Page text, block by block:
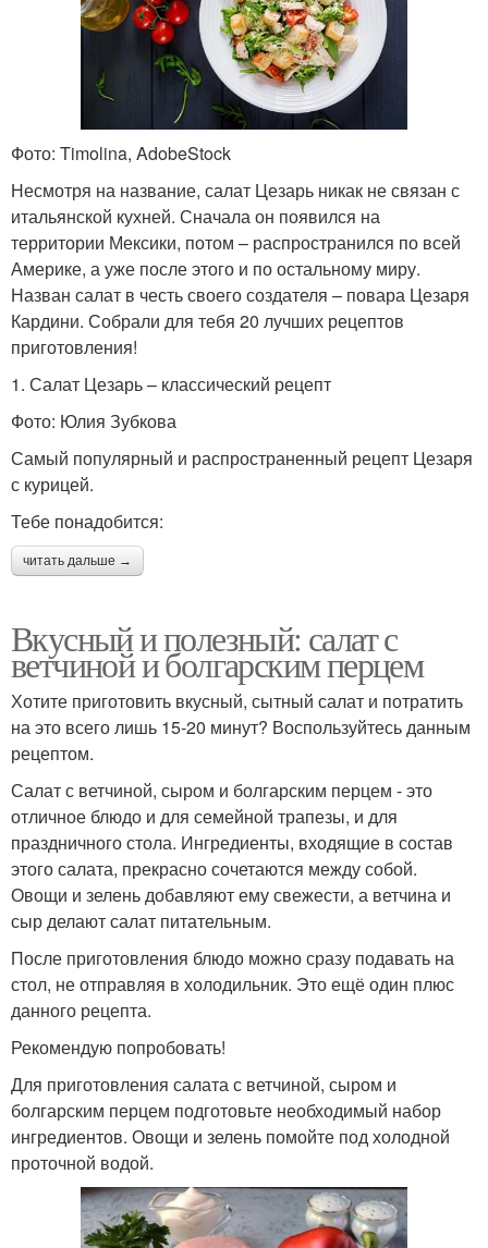
Фото: Timolina, AdobeStock
Несмотря на название, салат Цезарь никак не связан с
итальянской кухней. Сначала он появился на
территории Мексики, потом – распространился по всей
Америке, а уже после этого и по остальному миру.
Назван салат в честь своего создателя – повара Цезаря
Кардини. Собрали для тебя 20 лучших рецептов
приготовления!
1. Салат Цезарь – классический рецепт
Фото: Юлия Зубкова
Самый популярный и распространенный рецепт Цезаря
с курицей.
Тебе понадобится:
читать дальше →
Вкусный и полезный: салат с
ветчиной и болгарским перцем
Хотите приготовить вкусный, сытный салат и потратить
на это всего лишь 15-20 минут? Воспользуйтесь данным
рецептом.
Салат с ветчиной, сыром и болгарским перцем - это
отличное блюдо и для семейной трапезы, и для
праздничного стола. Ингредиенты, входящие в состав
этого салата, прекрасно сочетаются между собой.
Овощи и зелень добавляют ему свежести, а ветчина и
сыр делают салат питательным.
После приготовления блюдо можно сразу подавать на
стол, не отправляя в холодильник. Это ещё один плюс
данного рецепта.
Рекомендую попробовать!
Для приготовления салата с ветчиной, сыром и
болгарским перцем подготовьте необходимый набор
ингредиентов. Овощи и зелень помойте под холодной
проточной водой.